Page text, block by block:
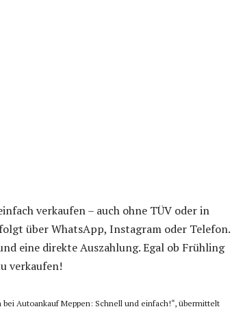
verkaufen – auch ohne TÜV oder in
über WhatsApp, Instagram oder Telefon.
eine direkte Auszahlung. Egal ob Frühling
verkaufen!
Autoankauf Meppen: Schnell und einfach!“, übermittelt